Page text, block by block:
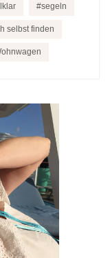
segeln
selbst finden